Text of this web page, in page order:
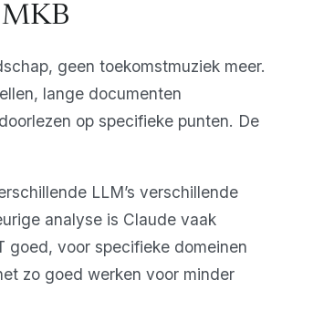
MKB
geen toekomstmuziek meer.
lange documenten
op specifieke punten. De
LLM’s verschillende
analyse is Claude vaak
goed, voor specifieke domeinen
zo goed werken voor minder